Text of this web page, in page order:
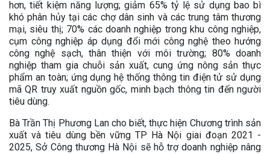
hơn, tiết kiệm năng lượng; giảm 65% tỷ lệ sử dụng bao bì
khó phân hủy tại các chợ dân sinh và các trung tâm thương
mại, siêu thị; 70% các doanh nghiệp trong khu công nghiệp,
cụm công nghiệp áp dụng đổi mới công nghệ theo hướng
công nghệ sạch, thân thiện với môi trường; 80% doanh
nghiệp tham gia chuỗi sản xuất, cung ứng nông sản thực
phẩm an toàn; ứng dụng hệ thống thông tin điện tử sử dụng
mã QR truy xuất nguồn gốc, minh bạch thông tin đến người
tiêu dùng.
Bà Trần Thị Phương Lan cho biết, thực hiện Chương trình sản
xuất và tiêu dùng bền vững TP Hà Nội giai đoạn 2021 -
2025, Sở Công thương Hà Nội sẽ hỗ trợ doanh nghiệp nâng